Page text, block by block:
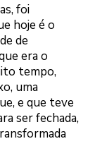
foi
hoje é o
de
era o
tempo,
uma
e que teve
ser fechada,